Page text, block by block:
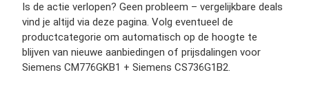
Is de actie verlopen? Geen probleem – vergelijkbare deals
vind je altijd via deze pagina. Volg eventueel de
productcategorie om automatisch op de hoogte te
blijven van nieuwe aanbiedingen of prijsdalingen voor
Siemens CM776GKB1 + Siemens CS736G1B2.